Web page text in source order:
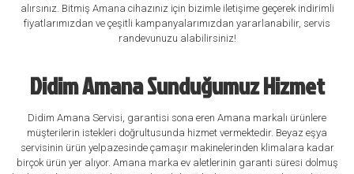
alırsınız. Bitmiş Amana cihazınız için bizimle iletişime geçerek indirimli
fiyatlarımızdan ve çeşitli kampanyalarımızdan yararlanabilir, servis
randevunuzu alabilirsiniz!
Didim Amana Sunduğumuz Hizmet
Didim Amana Servisi, garantisi sona eren Amana markalı ürünlere
müşterilerin istekleri doğrultusunda hizmet vermektedir. Beyaz eşya
servisinin ürün yelpazesinde çamaşır makinelerinden klimalara kadar
birçok ürün yer alıyor. Amana marka ev aletlerinin garanti süresi dolmuş